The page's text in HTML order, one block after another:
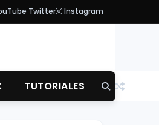
Twitter Instagram
TUTORIALES